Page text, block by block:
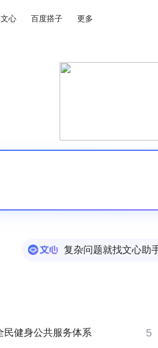
文心 百度搭子 更多
复杂问题就找文心助
民健身公共服务体系 5